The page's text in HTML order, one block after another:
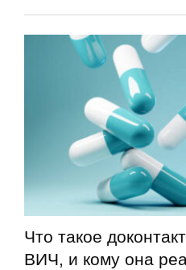
Что такое
ВИЧ, и кому она